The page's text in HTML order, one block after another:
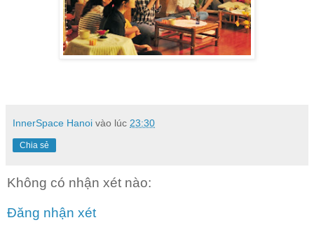
InnerSpace Hanoi vào lúc 23:30
Chia sẻ
Không có nhận xét nào:
Đăng nhận xét